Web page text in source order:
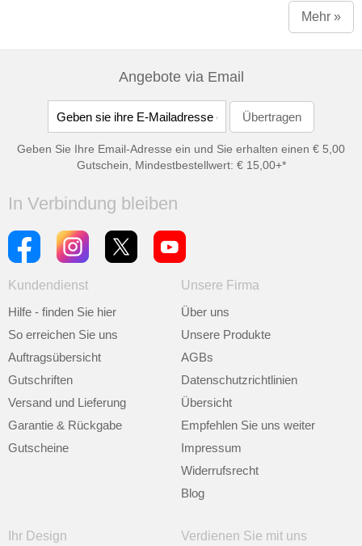
Mehr »
Angebote via Email
Geben Sie Ihre Email-Adresse ein und Sie erhalten einen € 5,00
Gutschein, Mindestbestellwert: € 15,00+*
In Verbindung bleiben
Kundendienst
Hilfe - finden Sie hier
So erreichen Sie uns
Auftragsübersicht
Gutschriften
Versand und Lieferung
Garantie & Rückgabe
Gutscheine
Unsere Firma
Über uns
Unsere Produkte
AGBs
Datenschutzrichtlinien
Übersicht
Empfehlen Sie uns weiter
Impressum
Widerrufsrecht
Blog
Ihr Design
Verdienen Sie mit uns